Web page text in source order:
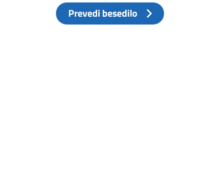
Prevedi besedilo